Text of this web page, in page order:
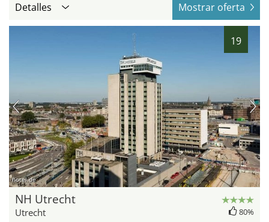
Detalles Mostrar oferta
19
hotel.de
NH Utrecht
Utrecht 80%